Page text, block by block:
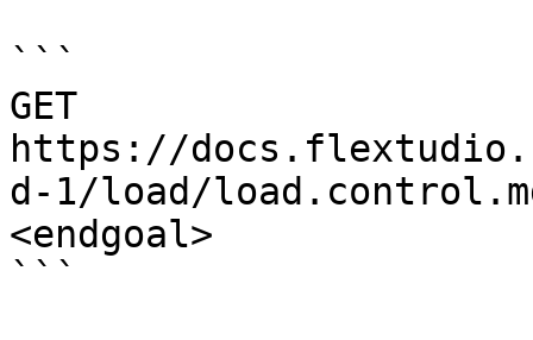
```
GET
https://
d-1/load/
<endgoal>
```